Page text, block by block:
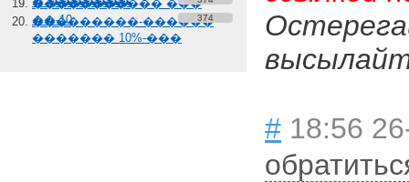
����������� ���
��-10
���������-������
������� 10%-���
374
# 18:56